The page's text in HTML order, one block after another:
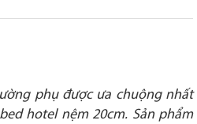
phụ được ưa chuộng nhất
hotel nệm 20cm. Sản phẩm